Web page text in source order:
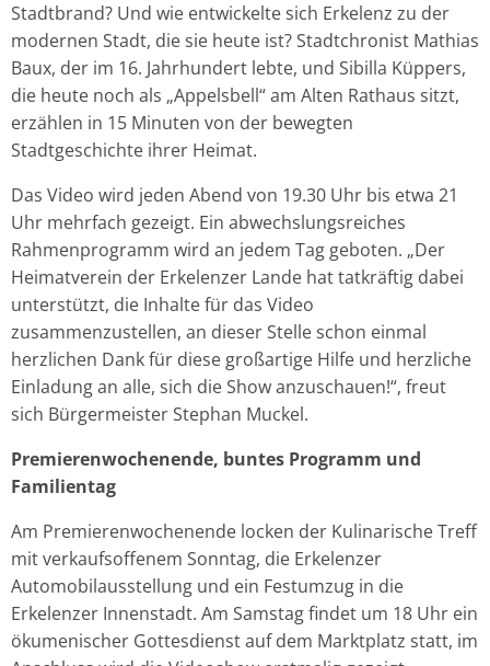
Stadtbrand? Und wie entwickelte sich Erkelenz zu der
modernen Stadt, die sie heute ist? Stadtchronist Mathias
Baux, der im 16. Jahrhundert lebte, und Sibilla Küppers,
die heute noch als „Appelsbell“ am Alten Rathaus sitzt,
erzählen in 15 Minuten von der bewegten
Stadtgeschichte ihrer Heimat.
Das Video wird jeden Abend von 19.30 Uhr bis etwa 21
Uhr mehrfach gezeigt. Ein abwechslungsreiches
Rahmenprogramm wird an jedem Tag geboten. „Der
Heimatverein der Erkelenzer Lande hat tatkräftig dabei
unterstützt, die Inhalte für das Video
zusammenzustellen, an dieser Stelle schon einmal
herzlichen Dank für diese großartige Hilfe und herzliche
Einladung an alle, sich die Show anzuschauen!“, freut
sich Bürgermeister Stephan Muckel.
Premierenwochenende, buntes Programm und
Familientag
Am Premierenwochenende locken der Kulinarische Treff
mit verkaufsoffenem Sonntag, die Erkelenzer
Automobilausstellung und ein Festumzug in die
Erkelenzer Innenstadt. Am Samstag findet um 18 Uhr ein
ökumenischer Gottesdienst auf dem Marktplatz statt, im